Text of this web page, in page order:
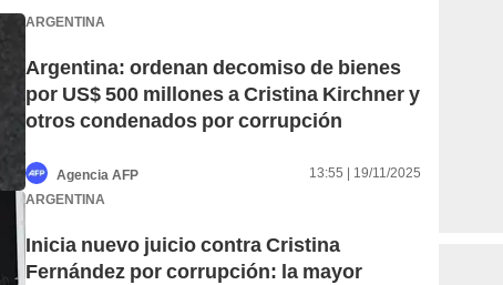
ARGENTINA
Argentina: ordenan decomiso de bienes
por US$ 500 millones a Cristina Kirchner y
otros condenados por corrupción
Agencia AFP
13:55 | 19/11/2025
ARGENTINA
Inicia nuevo juicio contra Cristina
Fernández por corrupción: la mayor